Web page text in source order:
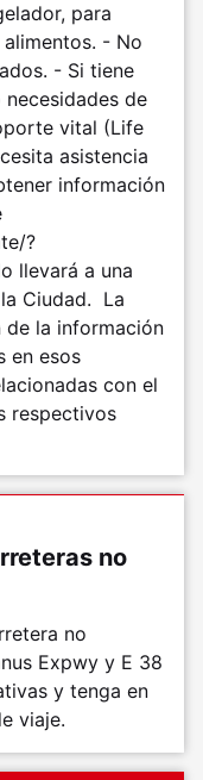
para
- No
- Si tiene
de
vital (Life
asistencia
información
?
llevará a una
Ciudad. La
de la información
en esos
con el
respectivos
no
no
Expwy y E 38
y tenga en
viaje.